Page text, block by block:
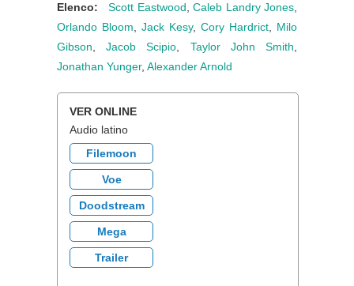
Elenco:
Scott Eastwood Caleb Landry Jones
Orlando Bloom
Jack Kesy, Cory Hardrict
Milo
Gibson ,Jacob Scipio Taylor John Smith
Jonathan Yunger, Alexander Arnold
VER ONLINE
Audio latino
Filemoon
Voe
Doodstream
Mega
Trailer